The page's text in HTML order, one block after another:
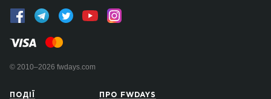
© 2010–2026 fwdays.com
ПОДІЇ ПРО FWDAYS